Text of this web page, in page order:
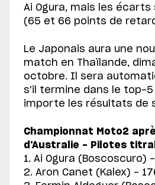
Ai Ogura, mais les
(65 et 66 points de
Le Japonais aura une
match en Thaïlande,
octobre. Il sera
s'il termine dans le top-5
importe les résultats de
Championnat Moto2
d'Australie - Pilotes
1. Ai Ogura (Boscoscuro)
2. Aron Canet (Kalex) -